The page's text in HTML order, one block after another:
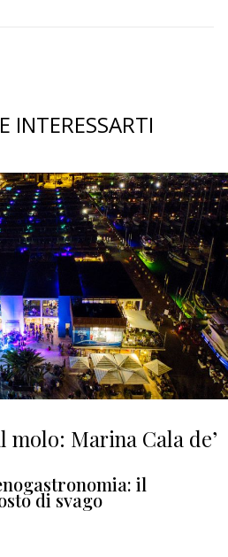
INTERESSARTI
Marina Cala de’
il
di svago